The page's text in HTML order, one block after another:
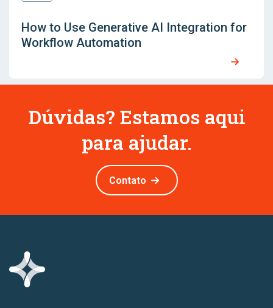
How to Use Generative AI Integration for
Workflow Automation
Dúvidas? Estamos aqui
para ajudar.
Contato